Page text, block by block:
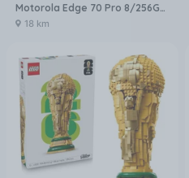
Motorola Edge 70 Pro 8/256GB Bordowy
18 km